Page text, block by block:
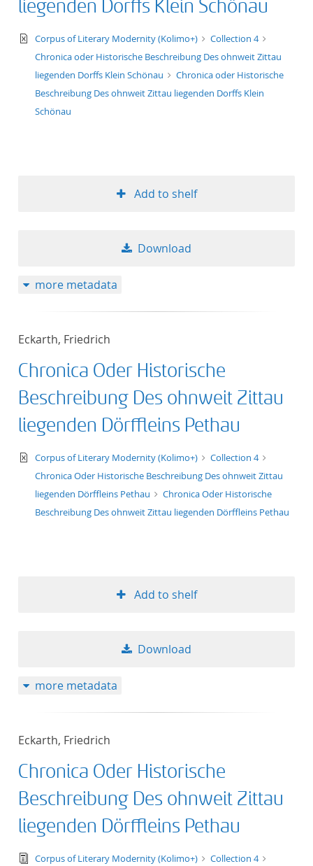
liegenden Dorffs Klein Schönau
text/xml
Corpus of Literary Modernity (Kolimo+)
Collection 4
Chronica oder Historische Beschreibung Des ohnweit Zittau
liegenden Dorffs Klein Schönau
Chronica oder Historische
Beschreibung Des ohnweit Zittau liegenden Dorffs Klein
Schönau
Add to shelf
Download
more metadata
Eckarth, Friedrich
Chronica Oder Historische
Beschreibung Des ohnweit Zittau
liegenden Dörffleins Pethau
text/xml
Corpus of Literary Modernity (Kolimo+)
Collection 4
Chronica Oder Historische Beschreibung Des ohnweit Zittau
liegenden Dörffleins Pethau
Chronica Oder Historische
Beschreibung Des ohnweit Zittau liegenden Dörffleins Pethau
Add to shelf
Download
more metadata
Eckarth, Friedrich
Chronica Oder Historische
Beschreibung Des ohnweit Zittau
liegenden Dörffleins Pethau
text/tg.edition+tg.aggregation+xml
Corpus of Literary Modernity (Kolimo+)
Collection 4